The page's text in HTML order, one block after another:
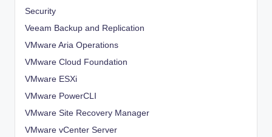
Security
Veeam Backup and Replication
VMware Aria Operations
VMware Cloud Foundation
VMware ESXi
VMware PowerCLI
VMware Site Recovery Manager
VMware vCenter Server